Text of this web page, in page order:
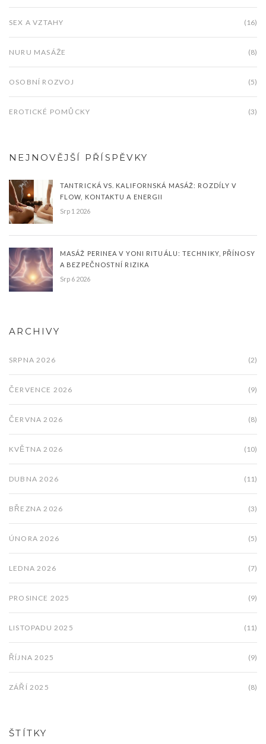
SEX A VZTAHY (16)
NURU MASÁŽE (8)
OSOBNÍ ROZVOJ (5)
EROTICKÉ POMŮCKY (3)
NEJNOVĚJŠÍ PŘÍSPĚVKY
TANTRICKÁ VS. KALIFORNSKÁ MASÁŽ: ROZDÍLY V
FLOW, KONTAKTU A ENERGII
Srp 1 2026
MASÁŽ PERINEA V YONI RITUÁLU: TECHNIKY, PŘÍNOSY
A BEZPEČNOSTNÍ RIZIKA
Srp 6 2026
ARCHIVY
SRPNA 2026 (2)
ČERVENCE 2026 (9)
ČERVNA 2026 (8)
KVĚTNA 2026 (10)
DUBNA 2026 (11)
BŘEZNA 2026 (3)
ÚNORA 2026 (5)
LEDNA 2026 (7)
PROSINCE 2025 (9)
LISTOPADU 2025 (11)
ŘÍJNA 2025 (9)
ZÁŘÍ 2025 (8)
ŠTÍTKY